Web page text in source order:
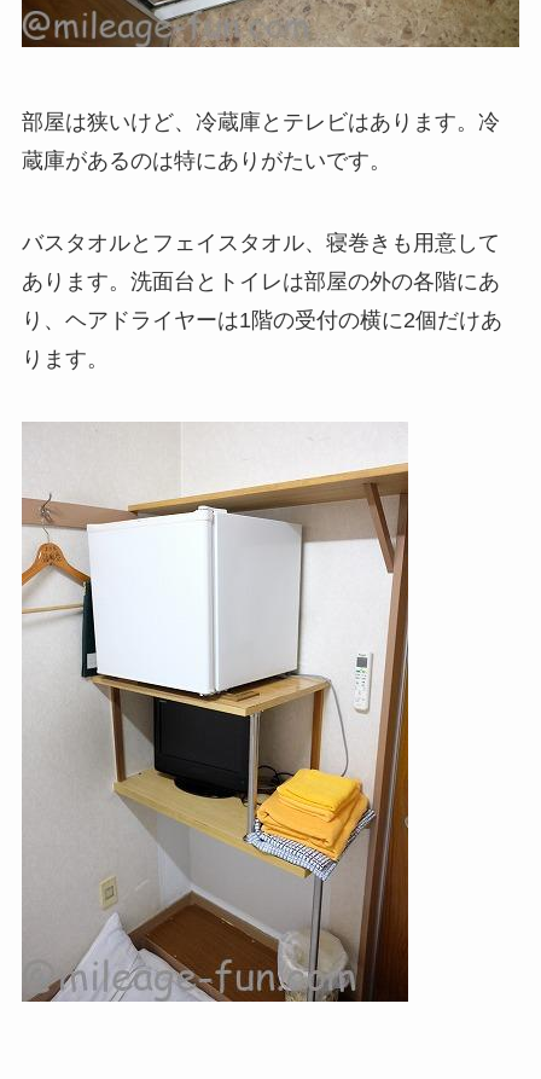
部屋は狭いけど、冷蔵庫とテレビはあります。冷
蔵庫があるのは特にありがたいです。
バスタオルとフェイスタオル、寝巻きも用意して
あります。洗面台とトイレは部屋の外の各階にあ
り、ヘアドライヤーは1階の受付の横に2個だけあ
ります。